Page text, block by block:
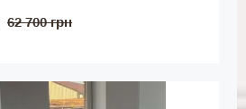
62 700 грн